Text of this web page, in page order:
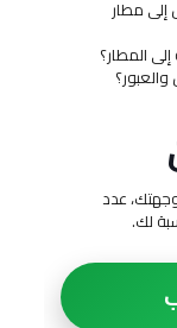
مطار
المطار؟
عدد
لك.